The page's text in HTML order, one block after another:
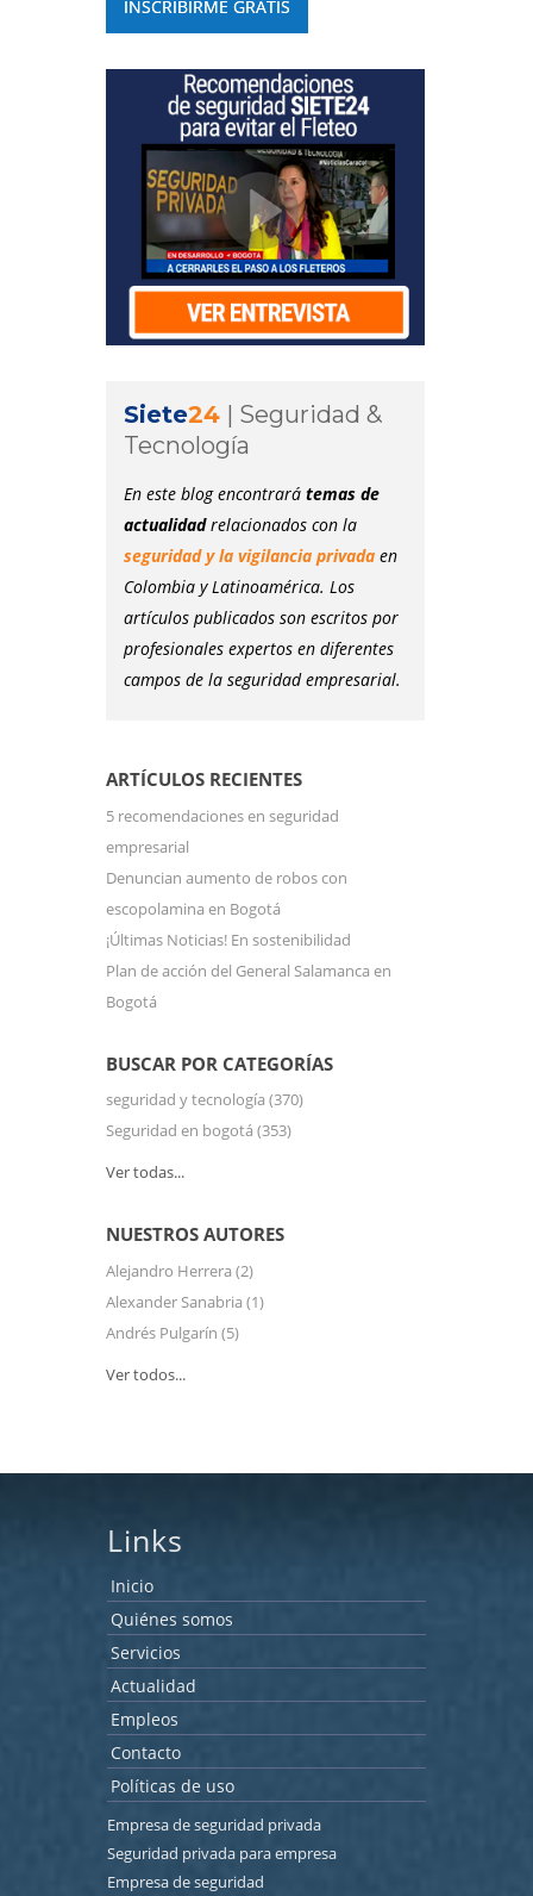
Siete24 | Seguridad &
Tecnología
En este blog encontrará temas de
actualidadrelacionados con la
seguridad y la vigilancia privada en
Colombia y Latinoamérica. Los
artículos publicados son escritos por
profesionales expertos en diferentes
campos de la seguridad empresarial.
ARTÍCULOS RECIENTES
5 recomendaciones en seguridad
empresarial
Denuncian aumento de robos con
escopolamina en Bogotá
¡Últimas Noticias! En sostenibilidad
Plan de acción del General Salamanca en
Bogotá
BUSCAR POR CATEGORÍAS
seguridad y tecnología (370)
Seguridad en bogotá (353)
Ver todas...
NUESTROS AUTORES
Alejandro Herrera (2)
Alexander Sanabria (1)
Andrés Pulgarín (5)
Ver todos...
Links
Inicio
Quiénes somos
Servicios
Actualidad
Empleos
Contacto
Políticas de uso
Empresa de seguridad privada
Seguridad privada para empresa
Empresa de seguridad